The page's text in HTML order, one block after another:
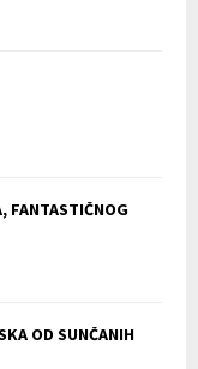
FANTASTIČNOG
OD SUNČANIH